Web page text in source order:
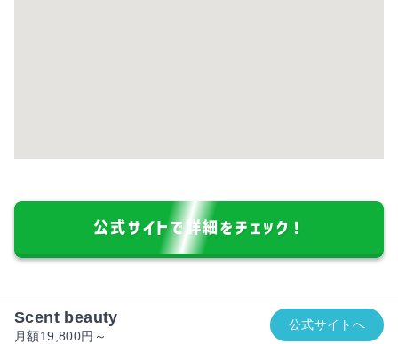
公式サイトで詳細をチェック！
Scent beauty
月額19,800円～
公式サイトへ